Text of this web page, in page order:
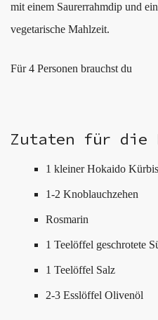
mit einem Saurerrahmdip und
vegetarische Mahlzeit.
Für 4 Personen brauchst du
Zutaten für die
1 kleiner Hokaido Kürbis
1-2 Knoblauchzehen
Rosmarin
1 Teelöffel geschrotete
1 Teelöffel Salz
2-3 Esslöffel Olivenöl